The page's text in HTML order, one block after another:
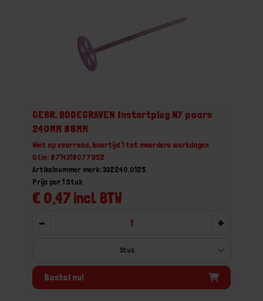
GEBR. BODEGRAVEN Instortplug NY paars
240MM Ø8MM
Niet op voorraad, levertijd 1 tot meerdere werkdagen
Gtin: 8714318077952
Artikelnummer merk: 332240.0125
€ 0,47 incl. BTW
Prijs per 1 Stuk
- +
Bestel nu!